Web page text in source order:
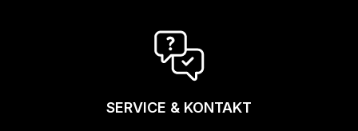
SERVICE & KONTAKT